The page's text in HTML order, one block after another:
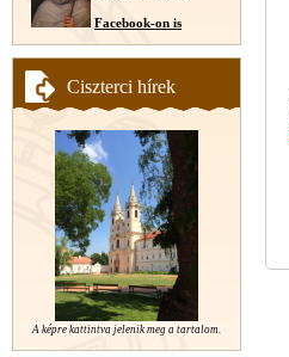
Facebook-on is
Ciszterci hírek
A képre kattintva jelenik meg a tartalom.